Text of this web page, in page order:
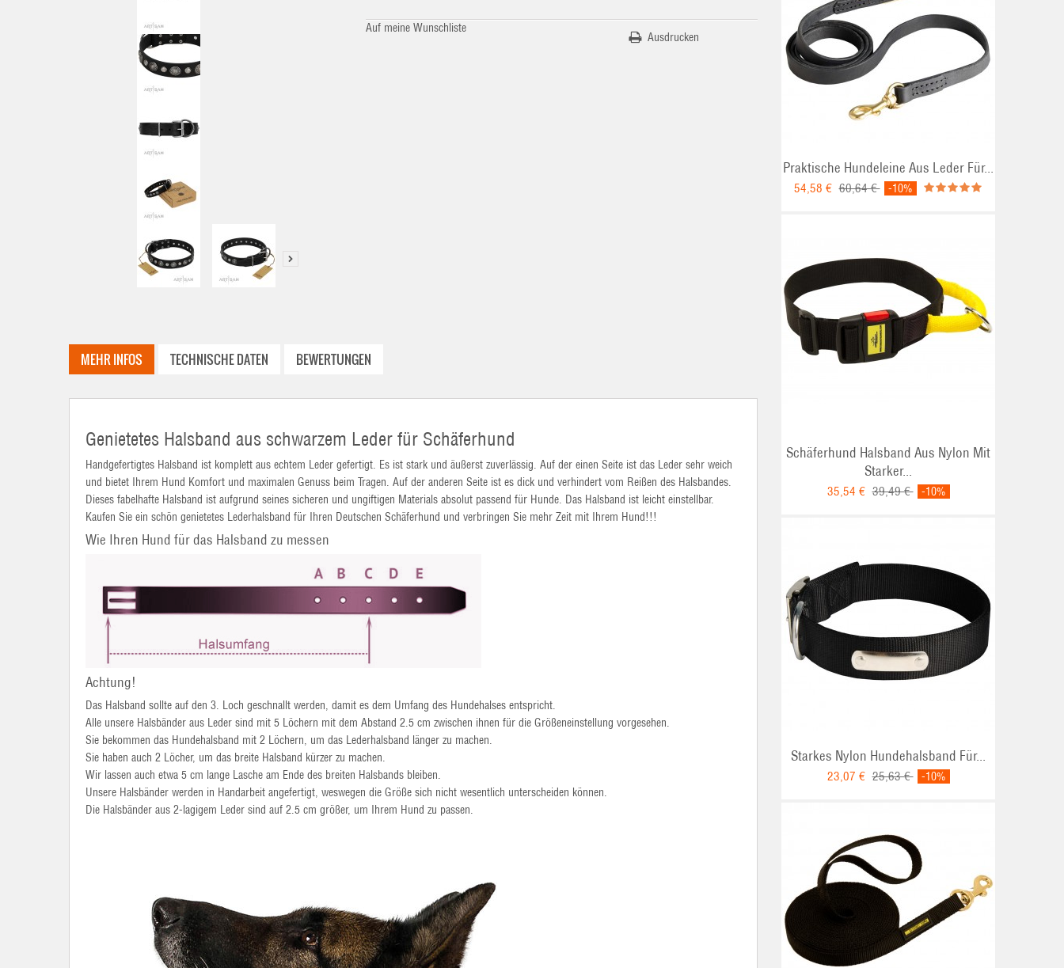
Auf meine Wunschliste
Ausdrucken
MEHR INFOS TECHNISCHE DATEN BEWERTUNGEN
Genietetes Halsband aus schwarzem Leder für Schäferhund
Handgefertigtes Halsband ist komplett aus echtem Leder gefertigt. Es ist stark und äußerst zuverlässig. Auf der einen Seite ist das Leder sehr weich
und bietet Ihrem Hund Komfort und maximalen Genuss beim Tragen. Auf der anderen Seite ist es dick und verhindert vom Reißen des Halsbandes.
Dieses fabelhafte Halsband ist aufgrund seines sicheren und ungiftigen Materials absolut passend für Hunde. Das Halsband ist leicht einstellbar.
Kaufen Sie ein schön genietetes Lederhalsband für Ihren Deutschen Schäferhund und verbringen Sie mehr Zeit mit Ihrem Hund!!!
Wie Ihren Hund für das Halsband zu messen
Achtung!
Das Halsband sollte auf den 3. Loch geschnallt werden, damit es dem Umfang des Hundehalses entspricht.
Alle unsere Halsbänder aus Leder sind mit 5 Löchern mit dem Abstand 2.5 cm zwischen ihnen für die Größeneinstellung vorgesehen.
Sie bekommen das Hundehalsband mit 2 Löchern, um das Lederhalsband länger zu machen.
Sie haben auch 2 Löcher, um das breite Halsband kürzer zu machen.
Wir lassen auch etwa 5 cm lange Lasche am Ende des breiten Halsbands bleiben.
Unsere Halsbänder werden in Handarbeit angefertigt, weswegen die Größe sich nicht wesentlich unterscheiden können.
Die Halsbänder aus 2-lagigem Leder sind auf 2.5 cm größer, um Ihrem Hund zu passen.
Praktische Hundeleine Aus Leder Für...
54,58 € 60,64 € -10%
Schäferhund Halsband Aus Nylon Mit
Starker...
35,54 € 39,49 € -10%
Starkes Nylon Hundehalsband Für...
23,07 € 25,63 € -10%